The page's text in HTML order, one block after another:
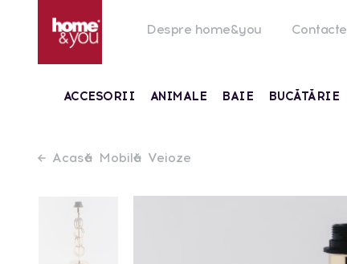
Despre home&you Contacte
ACCESORII ANIMALE BAIE BUCĂTĂRIE
Acasă Mobilă Veioze